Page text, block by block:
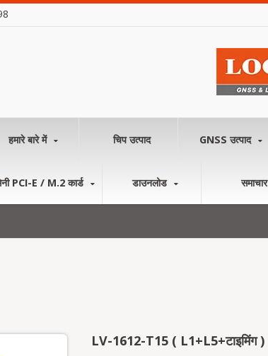
हमारे बारे में चिप उत्पाद GNSS उत्पाद
PCI-E / M.2 कार्ड डाउनलोड समाचार
LV-1612-T15 ( L1+L5+टाइमिंग )